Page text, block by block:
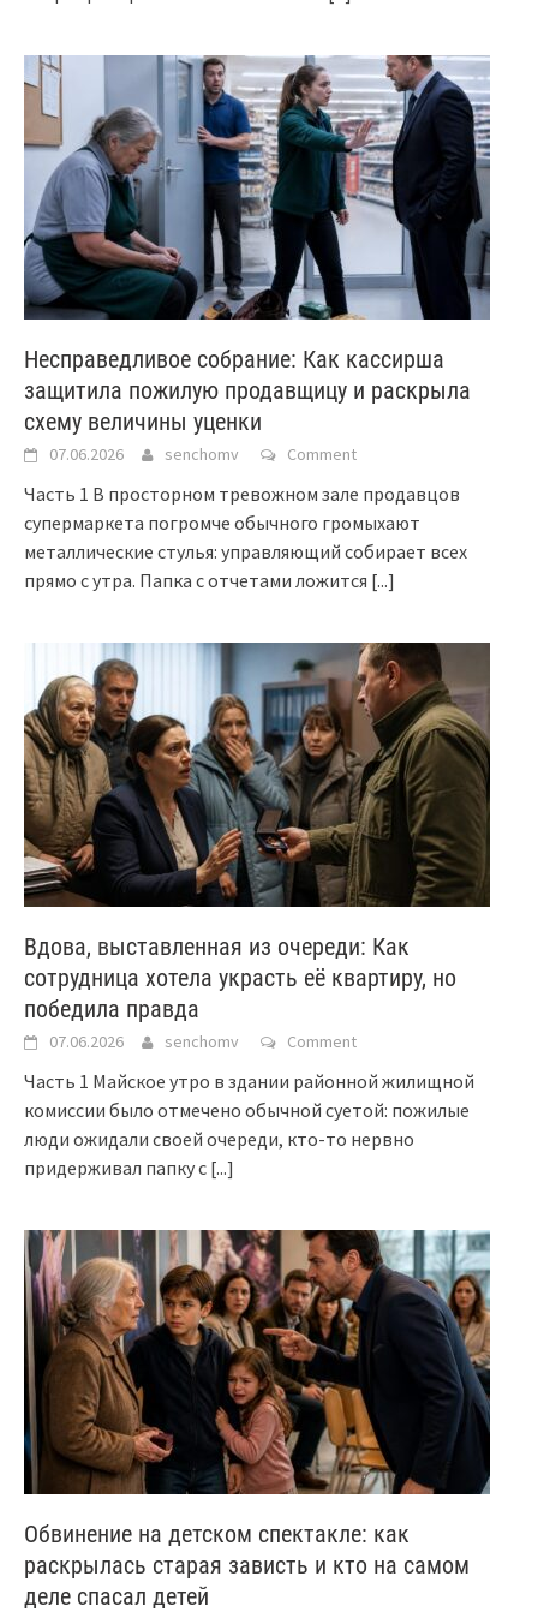
Несправедливое собрание: Как кассирша
защитила пожилую продавщицу и раскрыла
схему величины уценки
07.06.2026 senchomv Comment
Часть 1 В просторном тревожном зале продавцов
супермаркета погромче обычного громыхают
металлические стулья: управляющий собирает всех
прямо с утра. Папка с отчетами ложится [...]
Вдова, выставленная из очереди: Как
сотрудница хотела украсть её квартиру, но
победила правда
07.06.2026 senchomv Comment
Часть 1 Майское утро в здании районной жилищной
комиссии было отмечено обычной суетой: пожилые
люди ожидали своей очереди, кто-то нервно
придерживал папку с [...]
Обвинение на детском спектакле: как
раскрылась старая зависть и кто на самом
деле спасал детей